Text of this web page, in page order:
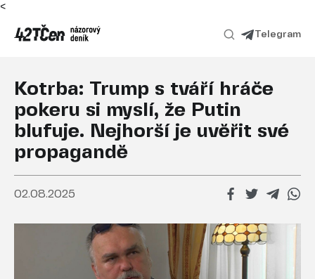
<
Telegram
Kotrba: Trump s tváří hráče
pokeru si myslí, že Putin
blufuje. Nejhorší je uvěřit své
propagandě
02.08.2025